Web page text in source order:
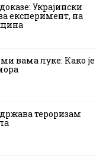
Украјински
експеримент, на
вама луке: Како је
тероризам